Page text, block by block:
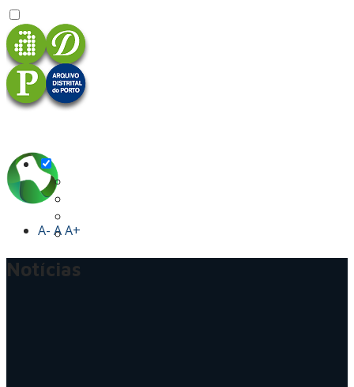
A- AA+
Notícias